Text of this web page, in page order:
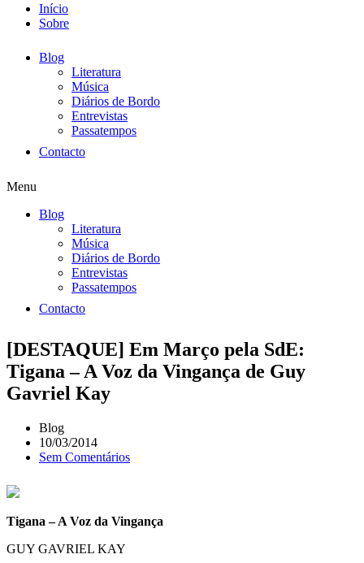
Início
Sobre
Blog
Literatura
Música
Diários de Bordo
Entrevistas
Passatempos
Contacto
Menu
Blog
Literatura
Música
Diários de Bordo
Entrevistas
Passatempos
Contacto
[DESTAQUE] Em Março pela SdE:
Tigana – A Voz da Vingança de Guy
Gavriel Kay
Blog
10/03/2014
Sem Comentários
Tigana – A Voz da Vingança
GUY GAVRIEL KAY